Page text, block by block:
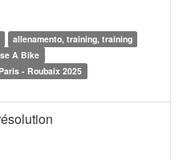
allenamento, training, training
A Bike
- Roubaix 2025